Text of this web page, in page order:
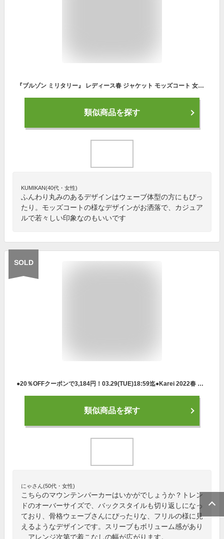
『ブルゾン ミリタリー』 レディース春 ジャケット モッズコート 女性 カジュアル （ピンク ブルー グリーン ベージュ） コート アウター 大人カジュアル コットン マウンテンパーカー ワイド カーキ かわいい おしゃれ アウトドア 大人 ギフト プレゼント
類似商品を探す
KUMIKAN(40代・女性)
ふんわり丸みのあるデザインはウェーブ体型の方にもぴっ
たり。モッズコートの様なデザインがお洒落で、カジュア
ルで若々しい印象なのもいいです
SOLD
●20％OFFクーポンで3,184円！03.29(TUE)18:59迄●Karei 2022春 マウンテンパーカー レディース トップス コート アウター ジャケット 秋 定番 バックスタイル フード付 ポケット
類似商品を探す
にゃさん(50代・女性)
こちらのマウンテンパーカーはいかがでしょうか？トレン
ドのオーバーサイズで、バックスタイルも切り返しになっ
ており、骨格ウェーブさんにぴったりな、フリルの様に見
えるようなデザインです。スリーブもボリューム感があり
、アレンジ次第で着こなしの幅が広がります。